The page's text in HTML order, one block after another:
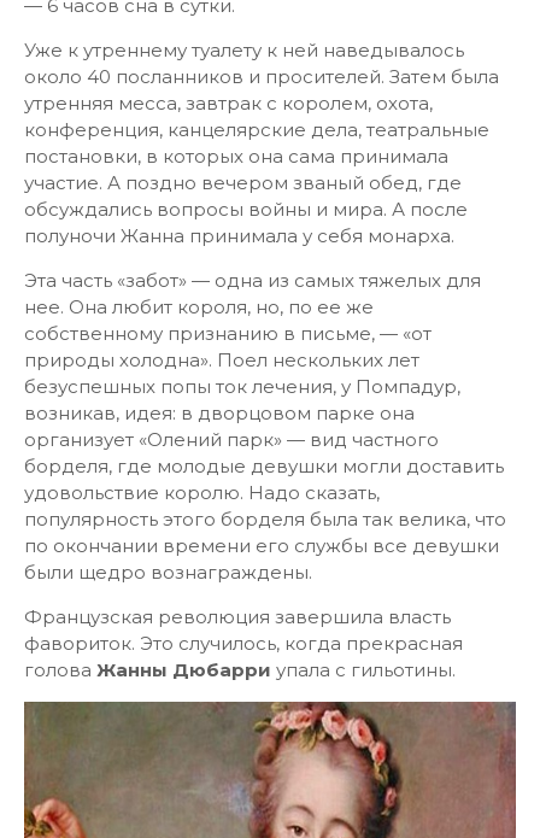
— 6 часов сна в сутки.
Уже к утреннему туалету к ней наведывалось
около 40 посланников и просителей. Затем была
утренняя месса, завтрак с королем, охота,
конференция, канцелярские дела, театральные
постановки, в которых она сама принимала
участие. А поздно вечером званый обед, где
обсуждались вопросы войны и мира. А после
полуночи Жанна принимала у себя монарха.
Эта часть «забот» — одна из самых тяжелых для
нее. Она любит короля, но, по ее же
собственному признанию в письме, — «от
природы холодна». Поел нескольких лет
безуспешных попы ток лечения, у Помпадур,
возникав, идея: в дворцовом парке она
организует «Олений парк» — вид частного
борделя, где молодые девушки могли доставить
удовольствие королю. Надо сказать,
популярность этого борделя была так велика, что
по окончании времени его службы все девушки
были щедро вознаграждены.
Французская революция завершила власть
фавориток. Это случилось, когда прекрасная
голова Жанны Дюбарри упала с гильотины.